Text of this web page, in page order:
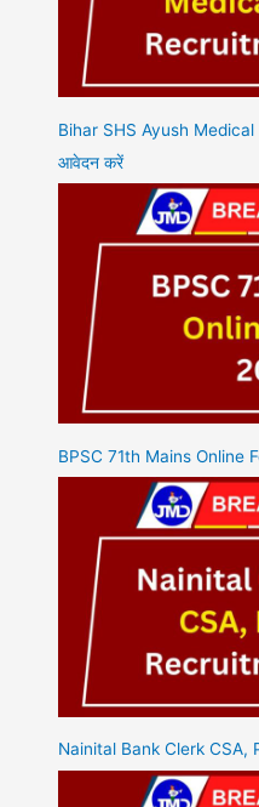
Bihar SHS Ayush
आवेदन करें
BPSC 71th Mains Online
Nainital Bank Clerk CSA,